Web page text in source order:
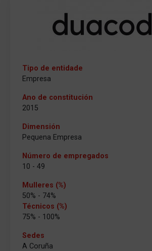
Tipo de entidade
Empresa
Ano de constitución
2015
Dimensión
Pequena Empresa
Número de empregados
10 - 49
Mulleres (%)
50% - 74%
Técnicos (%)
75% - 100%
Sedes
A Coruña